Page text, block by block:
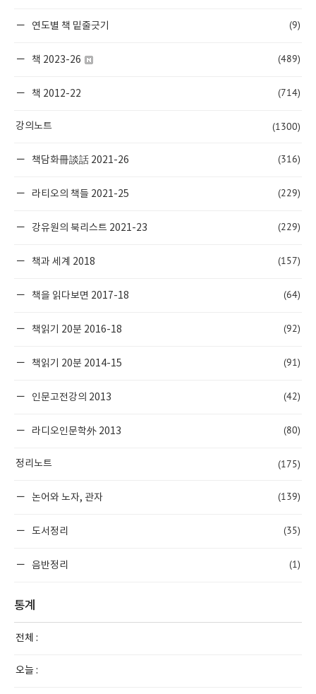
연도별 책 밑줄긋기 (9)
책 2023-26 (489)
책 2012-22 (714)
강의노트 (1300)
책담화冊談話 2021-26 (316)
라티오의 책들 2021-25 (229)
강유원의 북리스트 2021-23 (229)
책과 세계 2018 (157)
책을 읽다보면 2017-18 (64)
책읽기 20분 2016-18 (92)
책읽기 20분 2014-15 (91)
인문고전강의 2013 (42)
라디오인문학外 2013 (80)
정리노트 (175)
논어와 노자, 관자 (139)
도서정리 (35)
음반정리 (1)
통계
전체 :
오늘 :